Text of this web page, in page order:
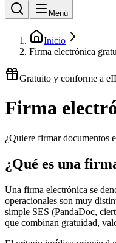
Menú
Inicio
Firma electrónica
Gratuito y conforme a
Firma
¿Quiere firmar documentos
¿Qué es una
Una firma electrónica se
operacionales son muy
simple SES (PandaDoc,
que combinan gratuidad,